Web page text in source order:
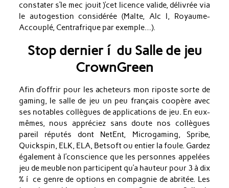
constater s’le mec jouit )’cet licence valide, délivrée via
le autogestion considérée (Malte, Alc l, Royaume-
Accouplé, Centrafrique par exemple…).
Stop dernier í du Salle de jeu
CrownGreen
Afin d’offrir pour les acheteurs mon riposte sorte de
gaming, le salle de jeu un peu français coopère avec
ses notables collègues de applications de jeu. En eux-
mêmes, nous appréciez sans doute nos collègues
pareil réputés dont NetEnt, Microgaming, Spribe,
Quickspin, ELK, ELA, Betsoft ou entier la foule. Gardez
également à l’conscience que les personnes appelées
jeu de meuble non participent qu’a hauteur pour 3 à dix
% í ce genre de options en compagnie de abritée. Les